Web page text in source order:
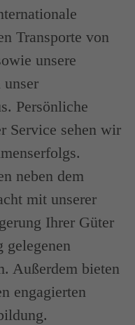
Transporte von
unsere
unser
Persönliche
Service sehen wir
neben dem
mit unserer
Ihrer Güter
gelegenen
Außerdem bieten
engagierten